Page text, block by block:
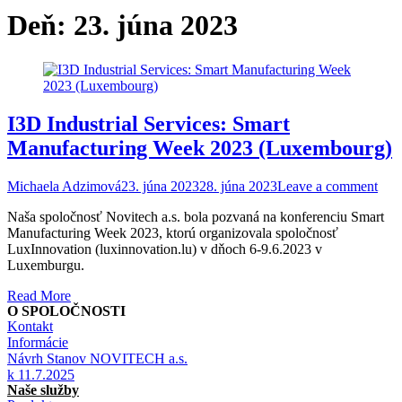
Deň: 23. júna 2023
I3D Industrial Services: Smart
Manufacturing Week 2023 (Luxembourg)
Michaela Adzimová23. júna 202328. júna 2023Leave a comment
Naša spoločnosť Novitech a.s. bola pozvaná na konferenciu Smart
Manufacturing Week 2023, ktorú organizovala spoločnosť
LuxInnovation (luxinnovation.lu) v dňoch 6-9.6.2023 v
Luxemburgu.
Read More
O SPOLOČNOSTI
Kontakt
Informácie
Návrh Stanov NOVITECH a.s.
k 11.7.2025
Naše služby